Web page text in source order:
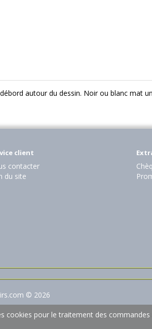
autour du dessin. Noir ou blanc mat
client
contacter
du site
© 2026
cookies pour le traitement des commandes